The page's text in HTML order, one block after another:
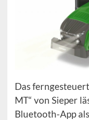
Das
MT“ von Sieper
Bluetooth-App